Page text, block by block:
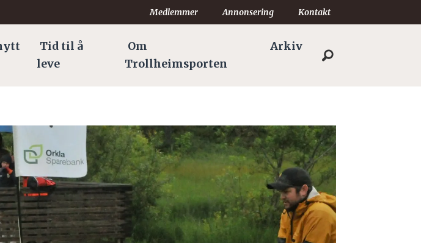
Medlemmer Annonsering Kontakt
Tid til å
leve
Om
Trollheimsporten
Arkiv